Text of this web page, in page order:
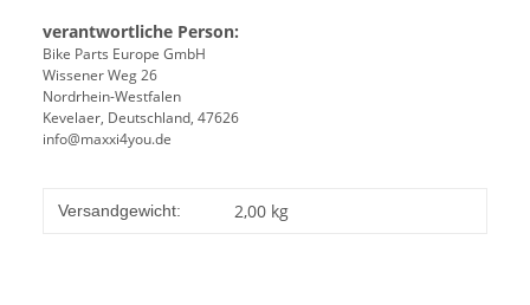
verantwortliche Person:
Bike Parts Europe GmbH
Wissener Weg 26
Nordrhein-Westfalen
Kevelaer, Deutschland, 47626
info@maxxi4you.de
Versandgewicht: 2,00 kg